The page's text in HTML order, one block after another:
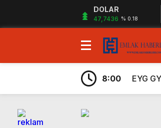
DOLAR
47,7436 % 0.18
7:43
Ege
19:29
8:00
EYG
7:56
Kiler